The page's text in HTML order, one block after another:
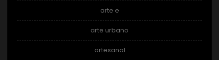
arte e
arte urbano
artesanal